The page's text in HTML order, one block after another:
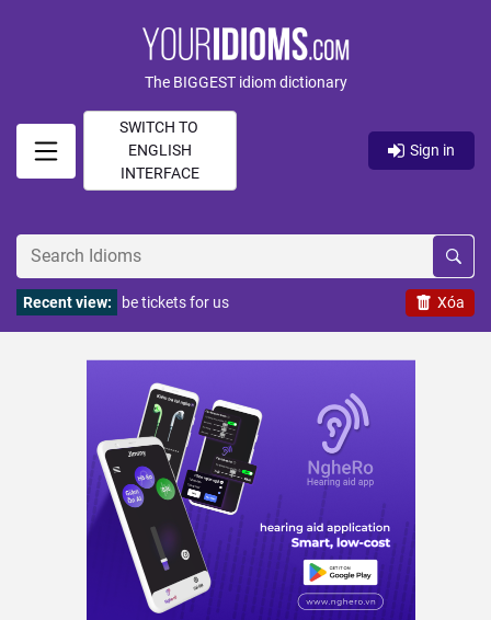
The BIGGEST idiom dictionary
SWITCH TO
ENGLISH
INTERFACE
Sign in
Xóa
Recent view: be tickets for us